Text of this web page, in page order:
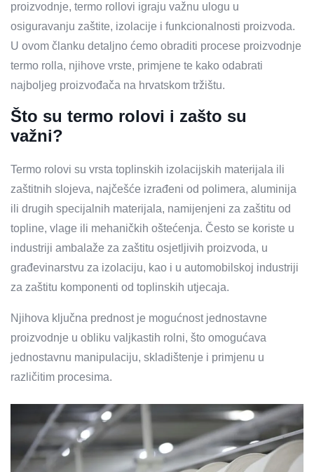
proizvodnje, termo rollovi igraju važnu ulogu u
osiguravanju zaštite, izolacije i funkcionalnosti proizvoda.
U ovom članku detaljno ćemo obraditi procese proizvodnje
termo rolla, njihove vrste, primjene te kako odabrati
najboljeg proizvođača na hrvatskom tržištu.
Što su termo rolovi i zašto su
važni?
Termo rolovi su vrsta toplinskih izolacijskih materijala ili
zaštitnih slojeva, najčešće izrađeni od polimera, aluminija
ili drugih specijalnih materijala, namijenjeni za zaštitu od
topline, vlage ili mehaničkih oštećenja. Često se koriste u
industriji ambalaže za zaštitu osjetljivih proizvoda, u
građevinarstvu za izolaciju, kao i u automobilskoj industriji
za zaštitu komponenti od toplinskih utjecaja.
Njihova ključna prednost je mogućnost jednostavne
proizvodnje u obliku valjkastih rolni, što omogućava
jednostavnu manipulaciju, skladištenje i primjenu u
različitim procesima.